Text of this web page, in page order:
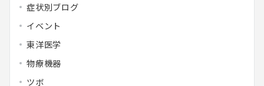
症状別ブログ
イベント
東洋医学
物療機器
ツボ